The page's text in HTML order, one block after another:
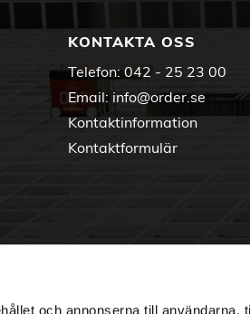
och annonserna till användarna,
KONTAKTA OSS
Telefon: 042 - 25 23 00
Email: info@order.se
Kontaktinformation
Kontaktformulär